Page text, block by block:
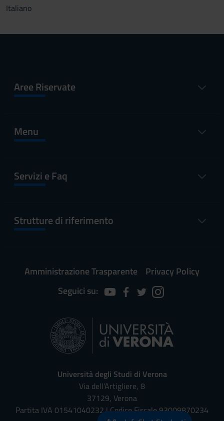
Italiano
Aree Riservate
Menu
Servizi e Faq
Strutture di riferimento
Amministrazione Trasparente
Privacy Policy
Seguici su:
Università degli Studi di Verona
Via dell'Artigliere, 8
37129, Verona
Partita IVA 01541040232 | Codice Fiscale 93009870234